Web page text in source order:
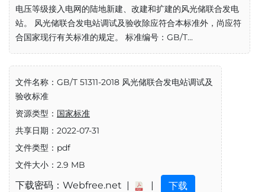
电压等级接入电网的陆地新建、改建和扩建的风光储联合发电
站。 风光储联合发电站调试及验收除应符合本标准外，尚应符
合国家现行有关标准的规定。 标准编号：GB/T...
文件名称：GB/T 51311-2018 风光储联合发电站调试及
验收标准
资源类型： 国家标准
共享日期：2022-07-31
文件类型：pdf
文件大小：2.9 MB
下载密码：Webfree.net | | 下载